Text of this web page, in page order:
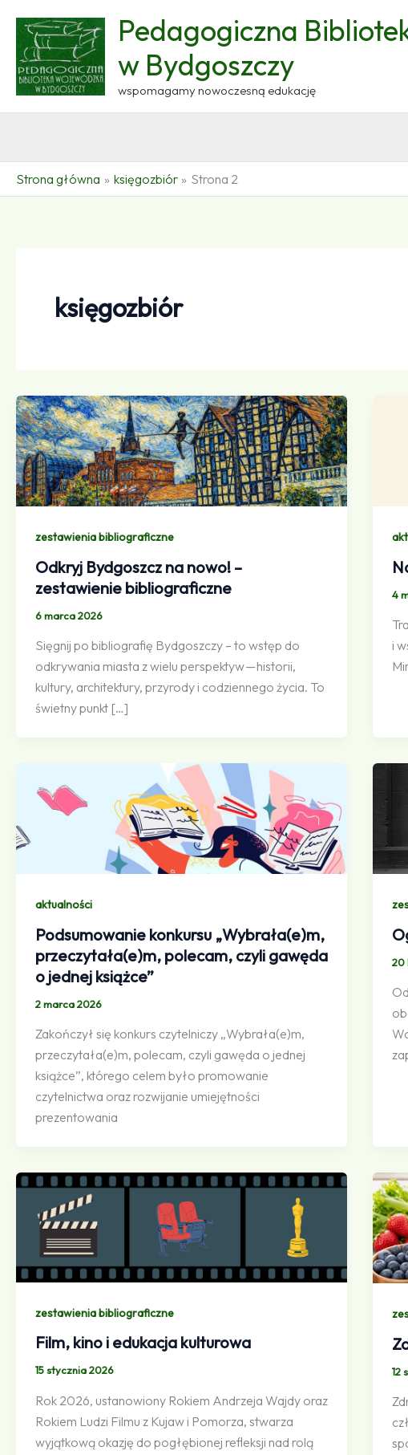
treści
Pedagogiczna
w Bydgoszczy
wspomagamy nowoczesną edukację
Strona główna księgozbiór Strona 2
księgozbiór
zestawienia bibliograficzne
Odkryj Bydgoszcz na nowo! –
zestawienie bibliograficzne
6 marca 2026
Sięgnij po bibliografię Bydgoszczy – to wstęp do
odkrywania miasta z wielu perspektyw — historii,
kultury, architektury, przyrody i codziennego życia. To
świetny punkt […]
4
i
aktualności
Podsumowanie konkursu „Wybrała(e)m,
przeczytała(e)m, polecam, czyli gawęda
o jednej książce”
2 marca 2026
Zakończył się konkurs czytelniczy „Wybrała(e)m,
przeczytała(e)m, polecam, czyli gawęda o jednej
książce”, którego celem było promowanie
czytelnictwa oraz rozwijanie umiejętności
prezentowania
20
zestawienia bibliograficzne
Film, kino i edukacja kulturowa
15 stycznia 2026
Rok 2026, ustanowiony Rokiem Andrzeja Wajdy oraz
Rokiem Ludzi Filmu z Kujaw i Pomorza, stwarza
wyjątkową okazję do pogłębionej refleksji nad rolą
12